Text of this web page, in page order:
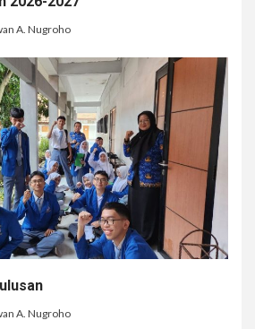
A. Nugroho
A. Nugroho